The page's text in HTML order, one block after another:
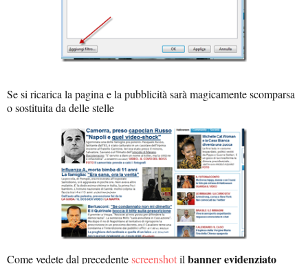
Se si ricarica la pagina e la pubblicità sarà magicamente scomparsa
o sostituita da delle stelle
Come vedete dal precedentescreenshotilbanner evidenziato